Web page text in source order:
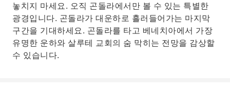
놓치지 마세요. 오직 곤돌라에서만 볼 수 있는 특별한
광경입니다. 곤돌라가 대운하로 흘러들어가는 마지막
구간을 기대하세요. 곤돌라를 타고 베네치아에서 가장
유명한 운하와 살루테 교회의 숨 막히는 전망을 감상할
수 있습니다.